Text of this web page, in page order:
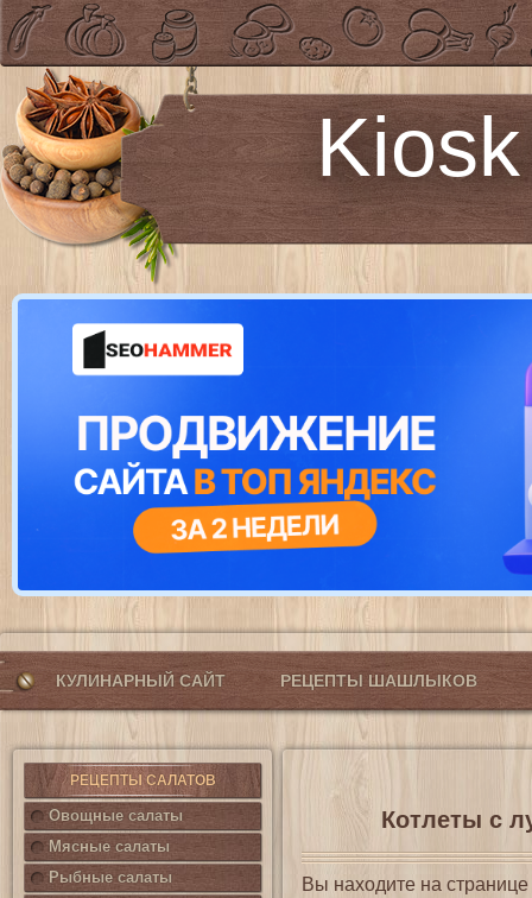
КУЛИНАРНЫЙ САЙТ РЕЦЕПТЫ ШАШЛЫКОВ
РЕЦЕПТЫ САЛАТОВ
Овощные салаты
Мясные салаты
Рыбные салаты
Котлеты с
Вы находите на странице